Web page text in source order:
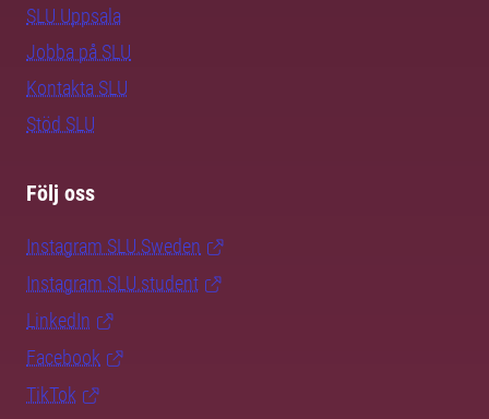
SLU Uppsala
Jobba på SLU
Kontakta SLU
Stöd SLU
Följ oss
Instagram SLU.Sweden
Instagram SLU.student
LinkedIn
Facebook
TikTok